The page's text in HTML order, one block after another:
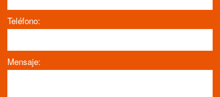
Teléfono:
Mensaje: